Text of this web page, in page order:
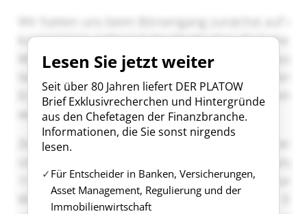
Lesen Sie jetzt weiter
Seit über 80 Jahren liefert DER PLATOW
Brief Exklusivrecherchen und Hintergründe
aus den Chefetagen der Finanzbranche.
Informationen, die Sie sonst nirgends
lesen.
Für Entscheider in Banken, Versicherungen,
Asset Management, Regulierung und der
Immobilienwirtschaft